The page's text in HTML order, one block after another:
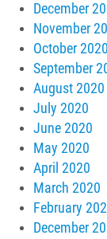
December
November
October 2020
September
August 2020
July 2020
June 2020
May 2020
April 2020
March 2020
February
December